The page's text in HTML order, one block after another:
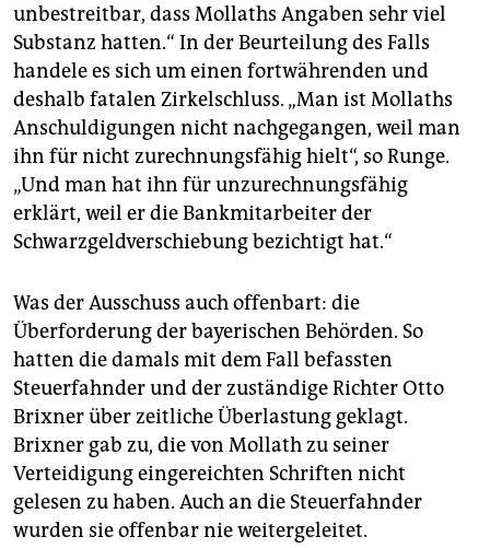
unbestreitbar, dass Mollaths Angaben sehr viel
Substanz hatten.“ In der Beurteilung des Falls
handele es sich um einen fortwährenden und
deshalb fatalen Zirkelschluss. „Man ist Mollaths
Anschuldigungen nicht nachgegangen, weil man
ihn für nicht zurechnungsfähig hielt“, so Runge.
„Und man hat ihn für unzurechnungsfähig
erklärt, weil er die Bankmitarbeiter der
Schwarzgeldverschiebung bezichtigt hat.“
Was der Ausschuss auch offenbart: die
Überforderung der bayerischen Behörden. So
hatten die damals mit dem Fall befassten
Steuerfahnder und der zuständige Richter Otto
Brixner über zeitliche Überlastung geklagt.
Brixner gab zu, die von Mollath zu seiner
Verteidigung eingereichten Schriften nicht
gelesen zu haben. Auch an die Steuerfahnder
wurden sie offenbar nie weitergeleitet.